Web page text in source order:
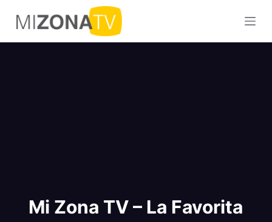
S
a
l
Mi Zona TV – La Favorita